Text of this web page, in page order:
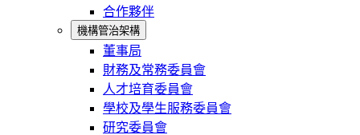
合作夥伴
機構管治架構
董事局
財務及常務委員會
人才培育委員會
學校及學生服務委員會
研究委員會